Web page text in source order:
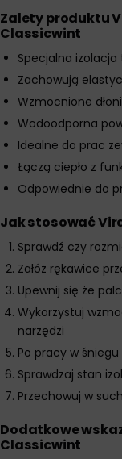
Zalety produktu
Classicwint
Specjalna
Zachowują
Wzmocnione
Wodoodporna
Idealne do prac
Łączą ciepło z
Odpowiednie do
Jak stosować
Sprawdź czy
Załóż rękawice
Upewnij się że
Wykorzystuj
narzędzi
Po pracy w
Sprawdzaj stan
Przechowuj w
Dodatkowe
Classicwint